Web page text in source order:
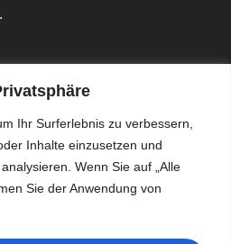
Ihr Surferlebnis zu verbessern,
Inhalte einzusetzen und
Wenn Sie auf „Alle
Sie der Anwendung von